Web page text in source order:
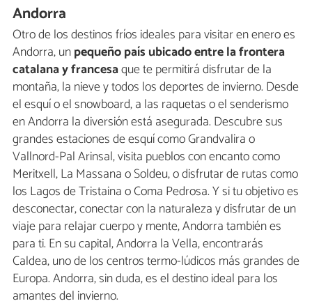
Andorra
Otro de los destinos fríos ideales para visitar en enero es
Andorra, unpequeño país ubicado entre la frontera
catalana y francesaque te permitirá disfrutar de la
montaña, la nieve y todos los deportes de invierno. Desde
el esquí o el snowboard, a las raquetas o el senderismo
en Andorra la diversión está asegurada. Descubre sus
grandes estaciones de esquí como Grandvalira o
Vallnord-Pal Arinsal, visita pueblos con encanto como
Meritxell, La Massana o Soldeu, o disfrutar de rutas como
los Lagos de Tristaina o Coma Pedrosa. Y si tu objetivo es
desconectar, conectar con la naturaleza y disfrutar de un
viaje para relajar cuerpo y mente, Andorra también es
para ti. En su capital, Andorra la Vella, encontrarás
Caldea, uno de los centros termo-lúdicos más grandes de
Europa. Andorra, sin duda, es el destino ideal para los
amantes del invierno.